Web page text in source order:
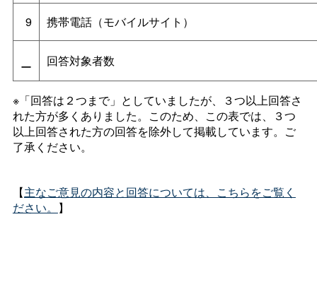
9
携帯電話（モバイルサイト）
ー 回答対象者数
※「回答は２つまで」としていましたが、３つ以上回答さ
れた方が多くありました。このため、この表では、３つ
以上回答された方の回答を除外して掲載しています。ご
了承ください。
【主なご意見の内容と回答については、こちらをご覧く
ださい。 】